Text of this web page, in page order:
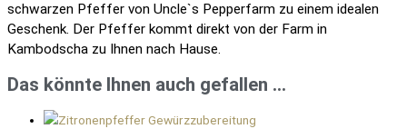
schwarzen Pfeffer von Uncle`s Pepperfarm zu einem idealen
Geschenk. Der Pfeffer kommt direkt von der Farm in
Kambodscha zu Ihnen nach Hause.
Das könnte Ihnen auch gefallen …